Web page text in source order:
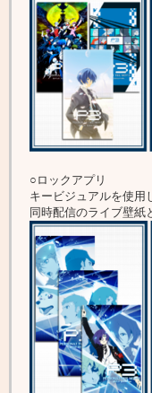
○ロックアプリ
キービジュアルを使用
同時配信のライブ壁紙